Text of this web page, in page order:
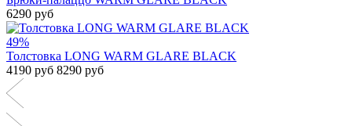
6290 руб
49%
Толстовка LONG WARM GLARE BLACK
4190 руб 8290 руб